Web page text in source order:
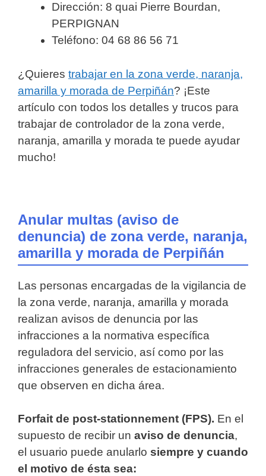
Dirección: 8 quai Pierre Bourdan,
PERPIGNAN
Teléfono: 04 68 86 56 71
¿Quieres trabajar en la zona verde, naranja,
amarilla y morada de Perpiñán? ¡Este
artículo con todos los detalles y trucos para
trabajar de controlador de la zona verde,
naranja, amarilla y morada te puede ayudar
mucho!
Anular multas (aviso de
denuncia) de zona verde, naranja,
amarilla y morada de Perpiñán
Las personas encargadas de la vigilancia de
la zona verde, naranja, amarilla y morada
realizan avisos de denuncia por las
infracciones a la normativa específica
reguladora del servicio, así como por las
infracciones generales de estacionamiento
que observen en dicha área.
Forfait de post-stationnement (FPS). En el
supuesto de recibir un aviso de denuncia,
el usuario puede anularlo siempre y cuando
el motivo de ésta sea: